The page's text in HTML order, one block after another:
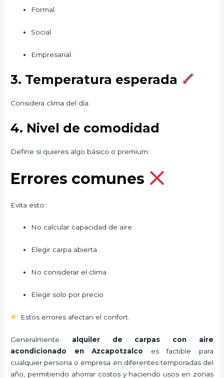
Formal
Social
Empresarial
3. Temperatura esperada
Considera clima del día.
4. Nivel de comodidad
Define si quieres algo básico o premium.
Errores comunes
Evita esto:
No calcular capacidad de aire
Elegir carpa abierta
No considerar el clima
Elegir solo por precio
Estos errores afectan el confort.
Generalmente alquiler de carpas con aire
acondicionado en Azcapotzalco es factible para
cualquier persona o empresa en diferentes temporadas del
año, permitiendo ahorrar costos y haciendo usos en zonas